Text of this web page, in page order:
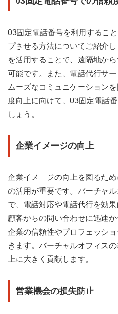
03固定電話番号を利用するこ
プさせる方法についてご紹介
を活用することで、遠隔地か
可能です。また、電話代行サ
ムーズなコミュニケーション
度向上に向けて、03固定電話
しょう。
企業イメージの向上
企業イメージの向上を図るた
の活用が重要です。バーチャ
で、電話対応や電話代行を効果
顧客からの問い合わせに迅速か
企業の信頼性やプロフェッシ
きます。バーチャルオフィス
上に大きく貢献します。
営業機会の損失防止